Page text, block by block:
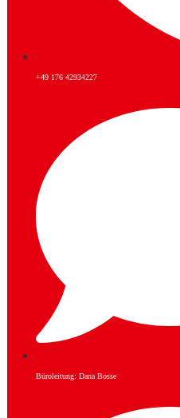
+49 176 42934227
Büroleitung: Dana Bosse